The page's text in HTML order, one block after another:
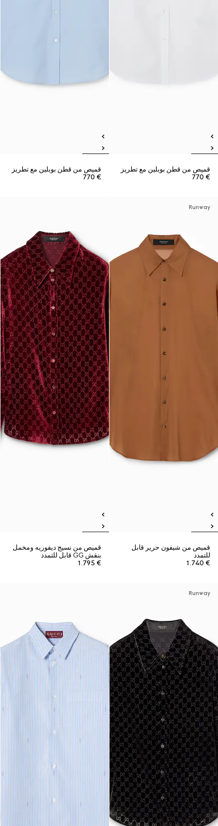
قميص من قطن بوبلين مع تطريز
€ 770
قميص من قطن بوبلين مع تطريز
€ 770
Runway
قميص من شيفون حرير قابل
للتمدد
€ 1.740
قميص من نسيج ديفوريه ومخمل
بنقش GG قابل للتمدد
€ 1.795
Runway